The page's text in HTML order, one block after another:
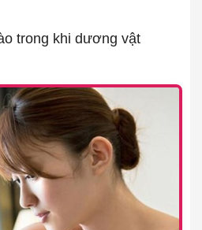
trong khi dương vật